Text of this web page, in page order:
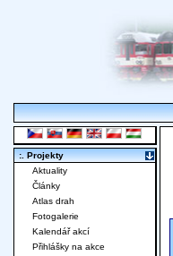
:. Projekty
Aktuality
Články
Atlas drah
Fotogalerie
Kalendář akcí
Přihlášky na akce